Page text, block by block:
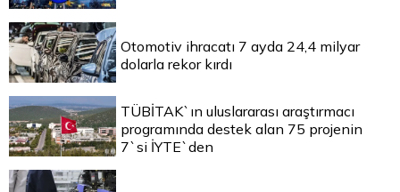
Otomotiv ihracatı 7 ayda 24,4 milyar
dolarla rekor kırdı
TÜBİTAK`ın uluslararası araştırmacı
programında destek alan 75 projenin
7`si İYTE`den